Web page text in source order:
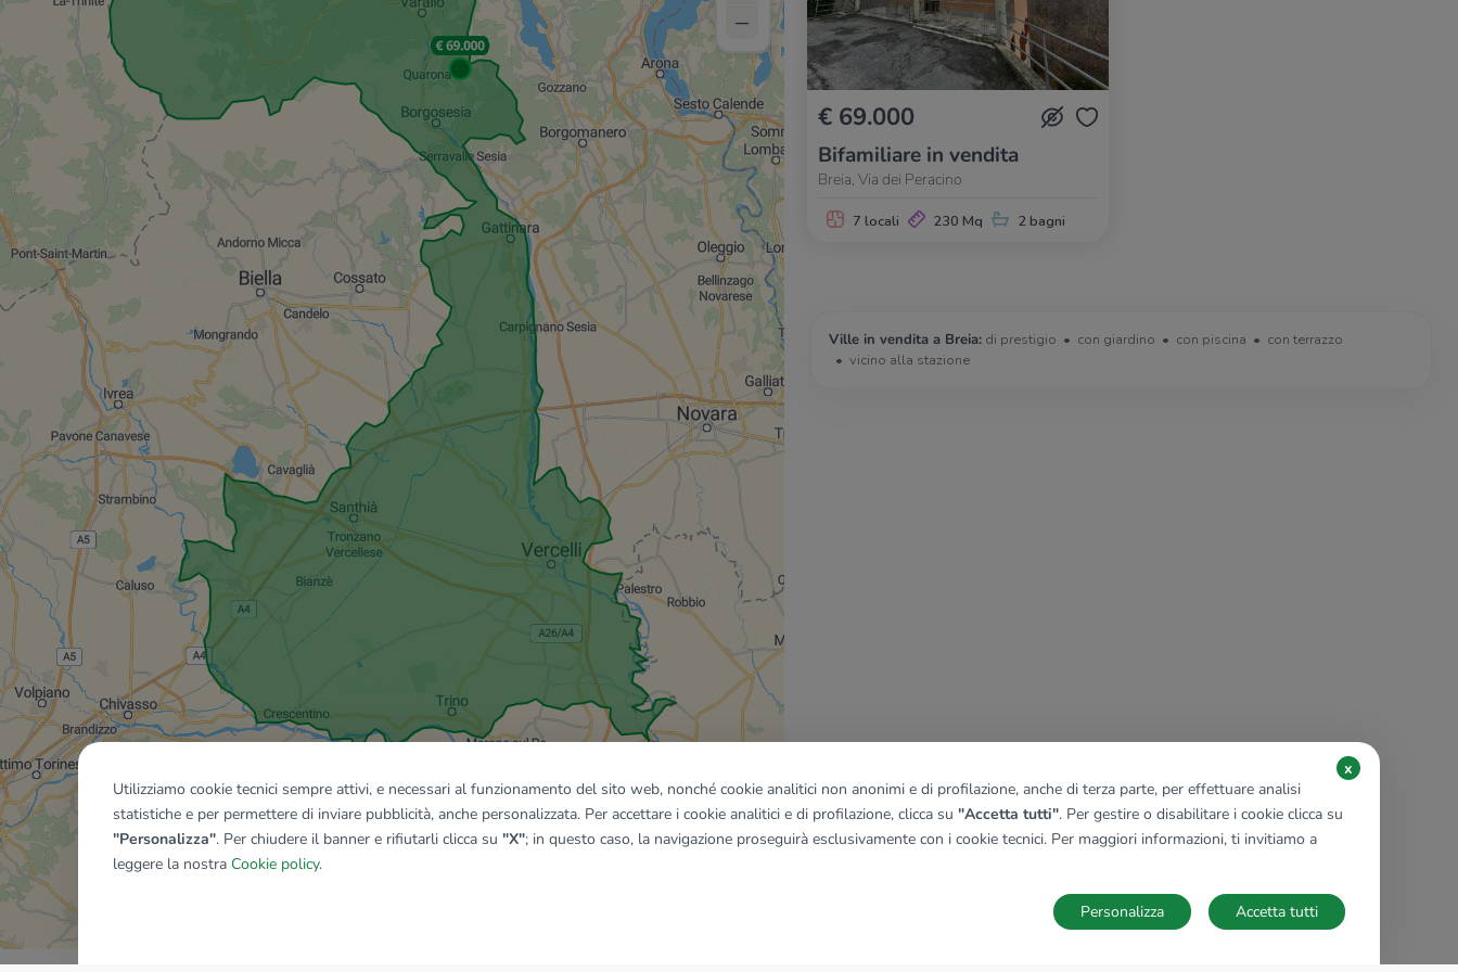
€ 69.000
Bifamiliare in vendita
Breia, Via dei Peracino
7 locali 230 Mq 2 bagni
Ville in vendita a Breia: di prestigio con giardino con piscina
con terrazzo
vicino alla stazione
–
Mostra tutti gli immobili del riquadro
Utilizziamo cookie tecnici sempre attivi, e necessari al funzionamento del sito web, nonché cookie analitici non anonimi e di profilazione, anche di terza parte, per effettuare analisi
statistiche e per permettere di inviare pubblicità, anche personalizzata. Per accettare i cookie analitici e di profilazione, clicca su "Accetta tutti". Per gestire o disabilitare i cookie clicca su
"Personalizza". Per chiudere il banner e rifiutarli clicca su "X"; in questo caso, la navigazione proseguirà esclusivamente con i cookie tecnici. Per maggiori informazioni, ti invitiamo a
leggere la nostra Cookie policy.
x
Accetta tutti
Personalizza